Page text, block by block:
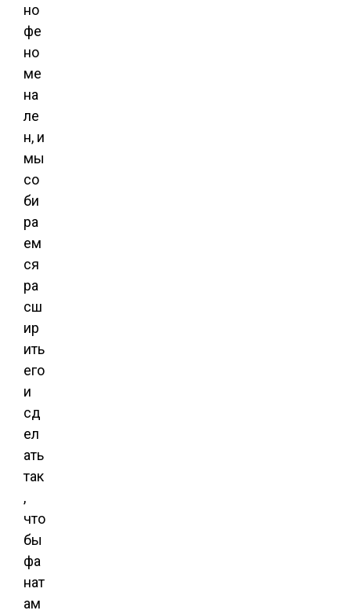
но
фе
но
ме
на
ле
н, и
мы
со
би
ра
ем
ся
ра
сш
ир
ить
его
и
сд
ел
ать
так
,
что
бы
фа
нат
ам